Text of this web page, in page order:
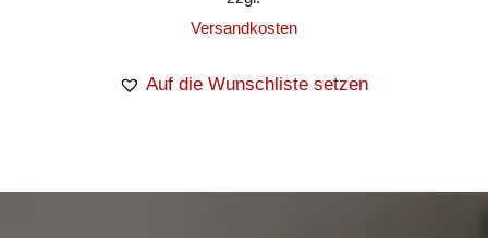
Versandkosten
Auf die Wunschliste setzen